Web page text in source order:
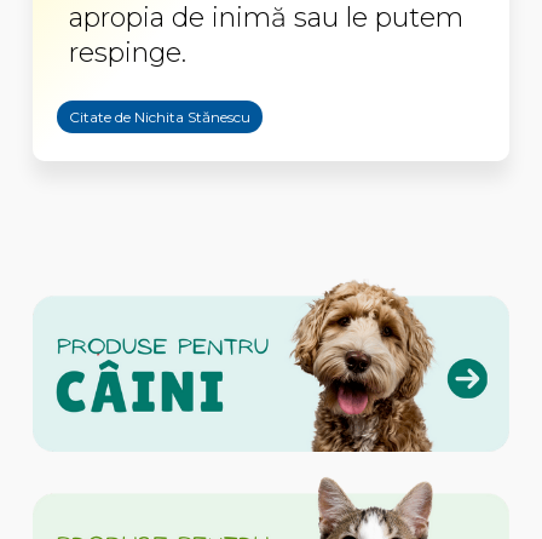
apropia de inimă sau le putem
respinge.
Citate de Nichita Stănescu